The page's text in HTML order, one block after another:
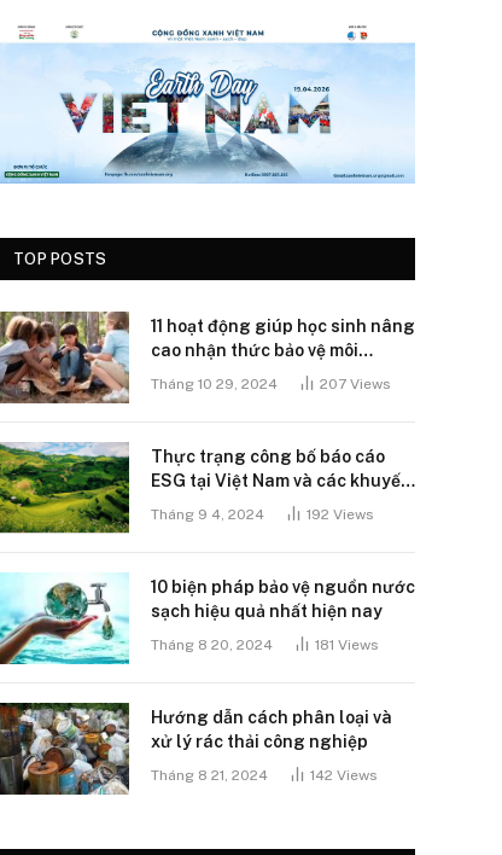
TOP POSTS
11 hoạt động giúp học sinh nâng
cao nhận thức bảo vệ môi
trường
Tháng 10 29, 2024 207 Views
Thực trạng công bố báo cáo
ESG tại Việt Nam và các khuyến
nghị
Tháng 9 4, 2024 192 Views
10 biện pháp bảo vệ nguồn nước
sạch hiệu quả nhất hiện nay
Tháng 8 20, 2024 181 Views
Hướng dẫn cách phân loại và
xử lý rác thải công nghiệp
Tháng 8 21, 2024 142 Views